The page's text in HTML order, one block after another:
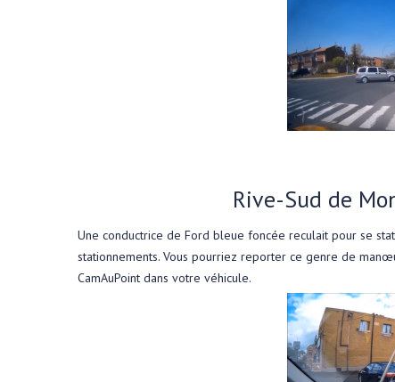
Rive-Sud de
Une conductrice de Ford bleue foncée reculait pour se
stationnements. Vous pourriez reporter ce genre de
CamAuPoint dans votre véhicule.